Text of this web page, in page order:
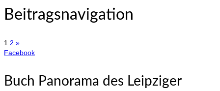
Beitragsnavigation
1 2 »
Facebook
Buch Panorama des Leipziger